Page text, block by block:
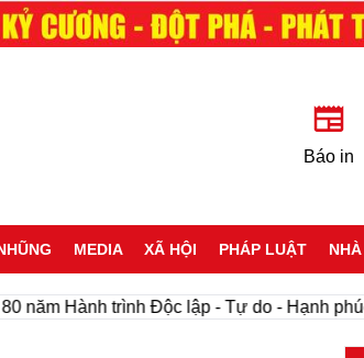
Báo in
MEDIA XÃ HỘI PHÁP LUẬT
Hành trình Độc lập - Tự do - Hạnh phúc